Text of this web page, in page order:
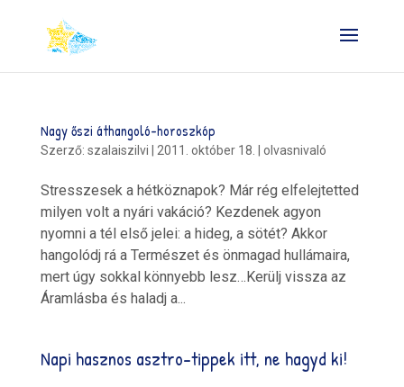
Nagy őszi áthangoló-horoszkóp
Szerző: szalaiszilvi 2011. október 18. olvasnivaló
Stresszesek a hétköznapok? Már rég elfelejtetted
milyen volt a nyári vakáció? Kezdenek agyon
nyomni a tél első jelei: a hideg, a sötét? Akkor
hangolódj rá a Természet és önmagad hullámaira,
mert úgy sokkal könnyebb lesz…Kerülj vissza az
Áramlásba és haladj a...
Napi hasznos asztro-tippek itt, ne hagyd ki!